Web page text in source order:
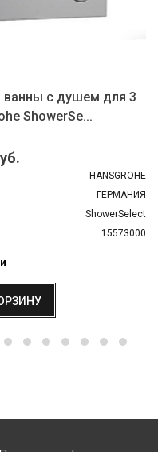
ванны с душем для 3
ShowerSe...
HANSGROHE
ГЕРМАНИЯ
ShowerSelect
15573000